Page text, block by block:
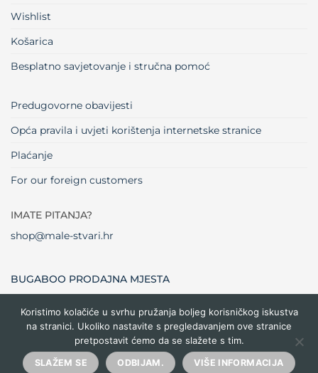
Wishlist
Košarica
Besplatno savjetovanje i stručna pomoć
Predugovorne obavijesti
Opća pravila i uvjeti korištenja internetske stranice
Plaćanje
For our foreign customers
IMATE PITANJA?
shop@male-stvari.hr
BUGABOO PRODAJNA MJESTA
Visa MasterCardMaestro Dinners
Club
Credit
Card
Cash
Delivery
Copyright 2026 ©Male stvari
Koristimo kolačiće u svrhu pružanja boljeg korisničkog iskustva
na stranici. Ukoliko nastavite s pregledavanjem ove stranice
pretpostavit ćemo da se slažete s tim.
SLAŽEM SE ODBIJAM. VIŠE INFORMACIJA